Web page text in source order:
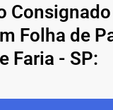
Folha de
Faria - SP: